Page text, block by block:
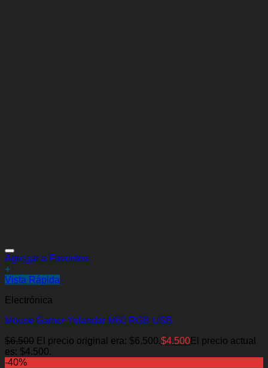
Agregar a Favoritos
+
Vista Rápida
Electrónica
Mouse Gamer Yelandar M60 RGB USB
$6.500 El precio original era: $6.500.$4.500El precio actual
es: $4.500.
-40%